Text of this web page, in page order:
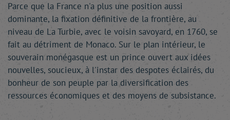
Parce que la France n'a plus une position aussi
dominante, la fixation définitive de la frontière, au
niveau de La Turbie, avec le voisin savoyard, en 1760, se
fait au détriment de Monaco. Sur le plan intérieur, le
souverain monégasque est un prince ouvert aux idées
nouvelles, soucieux, à l'instar des despotes éclairés, du
bonheur de son peuple par la diversification des
ressources économiques et des moyens de subsistance.